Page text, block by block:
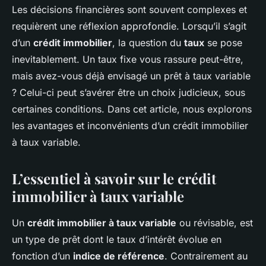
Quels sont les avantages et
inconvénients d'un crédit
immobilier à taux variable?
Arthur•15 octobre 2024•5 min de lecture
Les décisions financières sont souvent complexes et
requièrent une réflexion approfondie. Lorsqu’il s’agit
d’un crédit immobilier, la question du taux se pose
inevitablement. Un taux fixe vous rassure peut-être,
mais avez-vous déjà envisagé un prêt à taux variable
? Celui-ci peut s’avérer être un choix judicieux, sous
certaines conditions. Dans cet article, nous explorons
les avantages et inconvénients d’un crédit immobilier
à taux variable.
L’essentiel à savoir sur le crédit
immobilier à taux variable
Un crédit immobilier à taux variable ou révisable, est
un type de prêt dont le taux d’intérêt évolue en
fonction d’un indice de référence. Contrairement au